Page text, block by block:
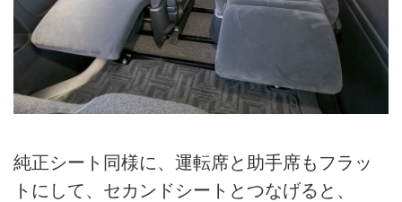
純正シート同様に、運転席と助手席もフラッ
トにして、セカンドシートとつなげると、